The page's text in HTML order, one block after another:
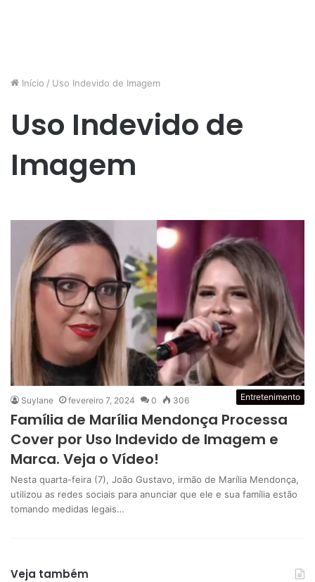
Início / Uso Indevido de Imagem
Uso Indevido de
Imagem
Entretenimento
Suylane fevereiro 7, 2024 0 306
Família de Marília Mendonça Processa
Cover por Uso Indevido de Imagem e
Marca. Veja o Vídeo!
Nesta quarta-feira (7), João Gustavo, irmão de Marília Mendonça,
utilizou as redes sociais para anunciar que ele e sua família estão
tomando medidas legais…
Veja também